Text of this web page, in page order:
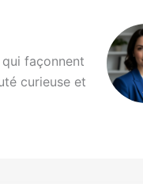
façonnent
curieuse et